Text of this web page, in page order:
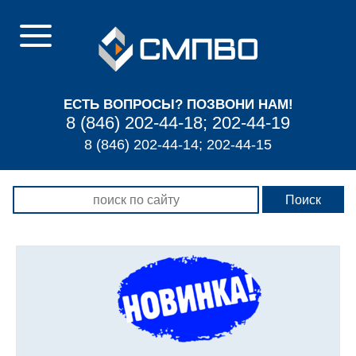
ЕСТЬ ВОПРОСЫ? ПОЗВОНИ НАМ!
8 (846) 202-44-18; 202-44-19
8 (846) 202-44-14; 202-44-15